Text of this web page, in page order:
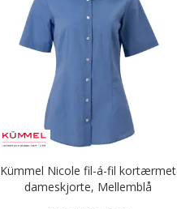
Kümmel Nicole fil-á-fil kortærmet
dameskjorte, Mellemblå